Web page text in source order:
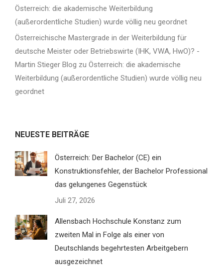
Österreich: die akademische Weiterbildung
(außerordentliche Studien) wurde völlig neu geordnet
Österreichische Mastergrade in der Weiterbildung für
deutsche Meister oder Betriebswirte (IHK, VWA, HwO)? -
Martin Stieger Blog zu Österreich: die akademische
Weiterbildung (außerordentliche Studien) wurde völlig neu
geordnet
NEUESTE BEITRÄGE
Österreich: Der Bachelor (CE) ein
Konstruktionsfehler, der Bachelor Professional
das gelungenes Gegenstück
Juli 27, 2026
Allensbach Hochschule Konstanz zum
zweiten Mal in Folge als einer von
Deutschlands begehrtesten Arbeitgebern
ausgezeichnet